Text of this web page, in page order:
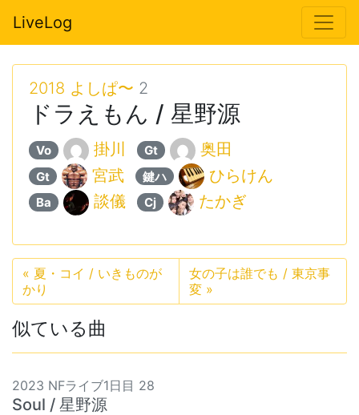
LiveLog
2018 よしぱ〜 2
ドラえもん / 星野源
Vo 掛川 Gt 奥田
Gt 宮武 鍵ハ ひらけん
Ba 談儀 Cj たかぎ
« 夏・コイ / いきものが
かり
女の子は誰でも / 東京事
変 »
似ている曲
2023 NFライブ1日目 28
Soul / 星野源